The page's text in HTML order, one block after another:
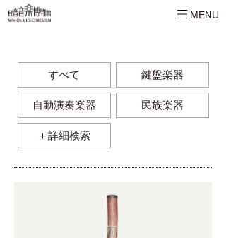
MENU
すべて 鍵盤楽器
自動演奏楽器 民族楽器
＋詳細検索